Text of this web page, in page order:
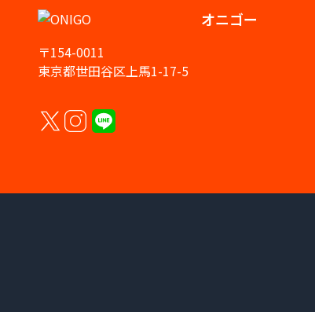
オニゴー
〒154-0011
東京都世田谷区上馬1-17-5